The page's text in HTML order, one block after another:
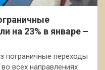
на 23% в январе –
пограничные переходы
всех направлениях